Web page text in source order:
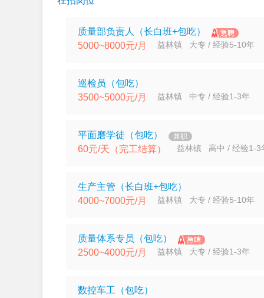
质量部负责人（长白班+包吃）
5000~8000元/月 益林镇 大专 / 经验5-10年
巡检员（包吃）
3500~5000元/月 益林镇 中专 / 经验1-3年
平面磨学徒（包吃） 兼职
60元/天（完工结算） 益林镇 高中 / 经验1-3
生产主管（长白班+包吃）
4000~7000元/月 益林镇 大专 / 经验5-10年
质量体系专员（包吃）
2500~4000元/月 益林镇 大专 / 经验1-3年
数控车工（包吃）